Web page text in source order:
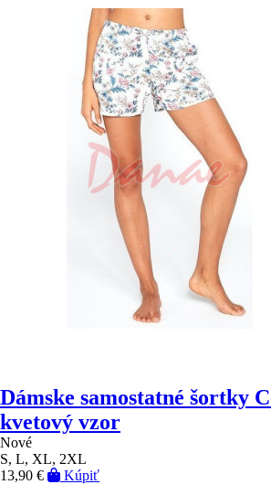
Dámske samostatné šortky
kvetový vzor
Nové
S, L, XL, 2XL
13,90 €
Kúpiť